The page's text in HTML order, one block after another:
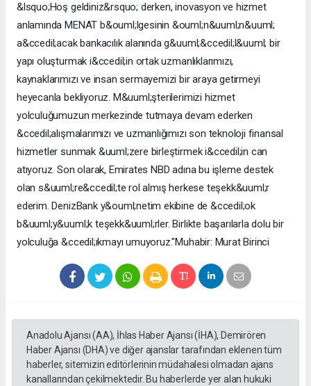
Anadolu Ajansı (AA), İhlas Haber Ajansı (İHA), Demirören
Haber Ajansı (DHA) ve diğer ajanslar tarafından eklenen tüm
haberler, sitemizin editörlerinin müdahalesi olmadan ajans
kanallarından çekilmektedir. Bu haberlerde yer alan hukuki